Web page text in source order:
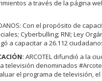
a través de la página
Con el propósito de
Cyberbulling; RNI; Ley
a capacitar a 26.112
ARCOTEL difundió a la
televisión denominados
el programa de televisión,